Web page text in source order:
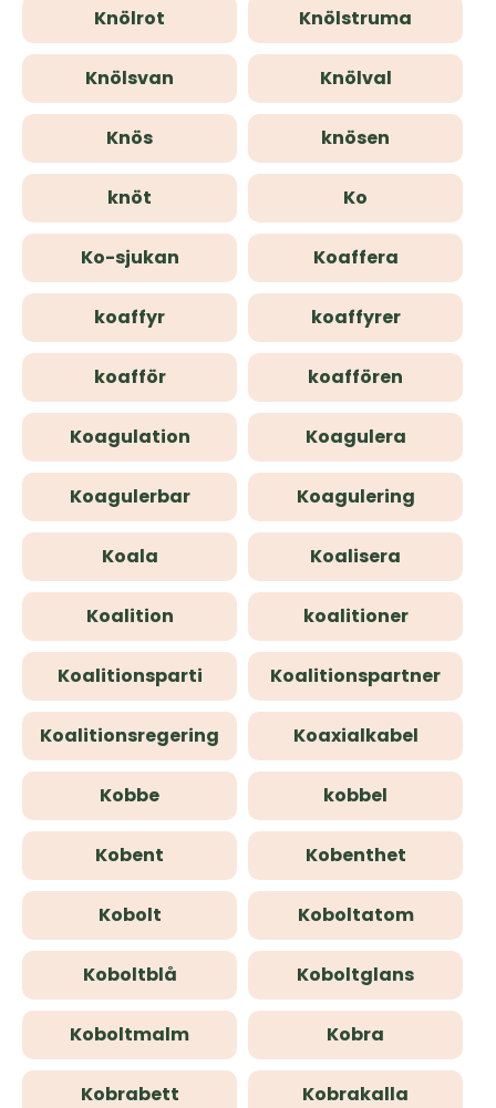
Knölrot Knölstruma
Knölsvan Knölval
Knös knösen
knöt Ko
Ko-sjukan Koaffera
koaffyr koaffyrer
koafför koaffören
Koagulation Koagulera
Koagulerbar Koagulering
Koala Koalisera
Koalition koalitioner
Koalitionsparti Koalitionspartner
Koalitionsregering Koaxialkabel
Kobbe kobbel
Kobent Kobenthet
Kobolt Koboltatom
Koboltblå Koboltglans
Koboltmalm Kobra
Kobrabett Kobrakalla